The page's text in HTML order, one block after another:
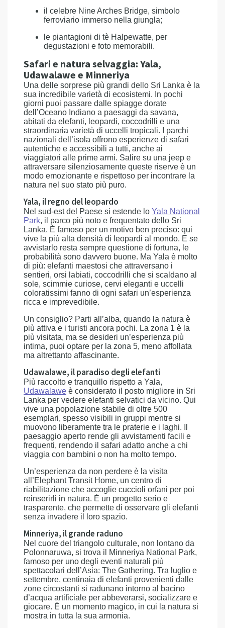
il celebre Nine Arches Bridge, simbolo
ferroviario immerso nella giungla;
le piantagioni di tè Halpewatte, per
degustazioni e foto memorabili.
Safari e natura selvaggia: Yala,
Udawalawe e Minneriya
Una delle sorprese più grandi dello Sri Lanka è la
sua incredibile varietà di ecosistemi. In pochi
giorni puoi passare dalle spiagge dorate
dell’Oceano Indiano a paesaggi da savana,
abitati da elefanti, leopardi, coccodrilli e una
straordinaria varietà di uccelli tropicali. I parchi
nazionali dell’isola offrono esperienze di safari
autentiche e accessibili a tutti, anche ai
viaggiatori alle prime armi. Salire su una jeep e
attraversare silenziosamente queste riserve è un
modo emozionante e rispettoso per incontrare la
natura nel suo stato più puro.
Yala, il regno del leopardo
Nel sud-est del Paese si estende lo Yala National
Park, il parco più noto e frequentato dello Sri
Lanka. È famoso per un motivo ben preciso: qui
vive la più alta densità di leopardi al mondo. E se
avvistarlo resta sempre questione di fortuna, le
probabilità sono davvero buone. Ma Yala è molto
di più: elefanti maestosi che attraversano i
sentieri, orsi labiati, coccodrilli che si scaldano al
sole, scimmie curiose, cervi eleganti e uccelli
coloratissimi fanno di ogni safari un’esperienza
ricca e imprevedibile.
Un consiglio? Parti all’alba, quando la natura è
più attiva e i turisti ancora pochi. La zona 1 è la
più visitata, ma se desideri un’esperienza più
intima, puoi optare per la zona 5, meno affollata
ma altrettanto affascinante.
Udawalawe, il paradiso degli elefanti
Più raccolto e tranquillo rispetto a Yala,
Udawalawe è considerato il posto migliore in Sri
Lanka per vedere elefanti selvatici da vicino. Qui
vive una popolazione stabile di oltre 500
esemplari, spesso visibili in gruppi mentre si
muovono liberamente tra le praterie e i laghi. Il
paesaggio aperto rende gli avvistamenti facili e
frequenti, rendendo il safari adatto anche a chi
viaggia con bambini o non ha molto tempo.
Un’esperienza da non perdere è la visita
all’Elephant Transit Home, un centro di
riabilitazione che accoglie cuccioli orfani per poi
reinserirli in natura. È un progetto serio e
trasparente, che permette di osservare gli elefanti
senza invadere il loro spazio.
Minneriya, il grande raduno
Nel cuore del triangolo culturale, non lontano da
Polonnaruwa, si trova il Minneriya National Park,
famoso per uno degli eventi naturali più
spettacolari dell’Asia: The Gathering. Tra luglio e
settembre, centinaia di elefanti provenienti dalle
zone circostanti si radunano intorno al bacino
d’acqua artificiale per abbeverarsi, socializzare e
giocare. È un momento magico, in cui la natura si
mostra in tutta la sua armonia.